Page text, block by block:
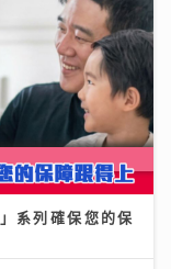
系列確保您的保